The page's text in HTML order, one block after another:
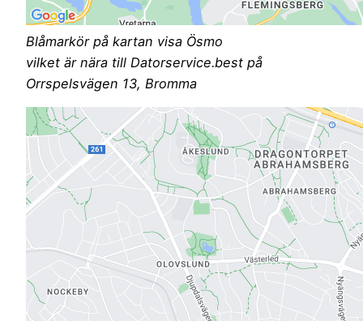
Blåmarkör på kartan visa Ösmo
vilket är nära till Datorservice.best på
Orrspelsvägen 13, Bromma